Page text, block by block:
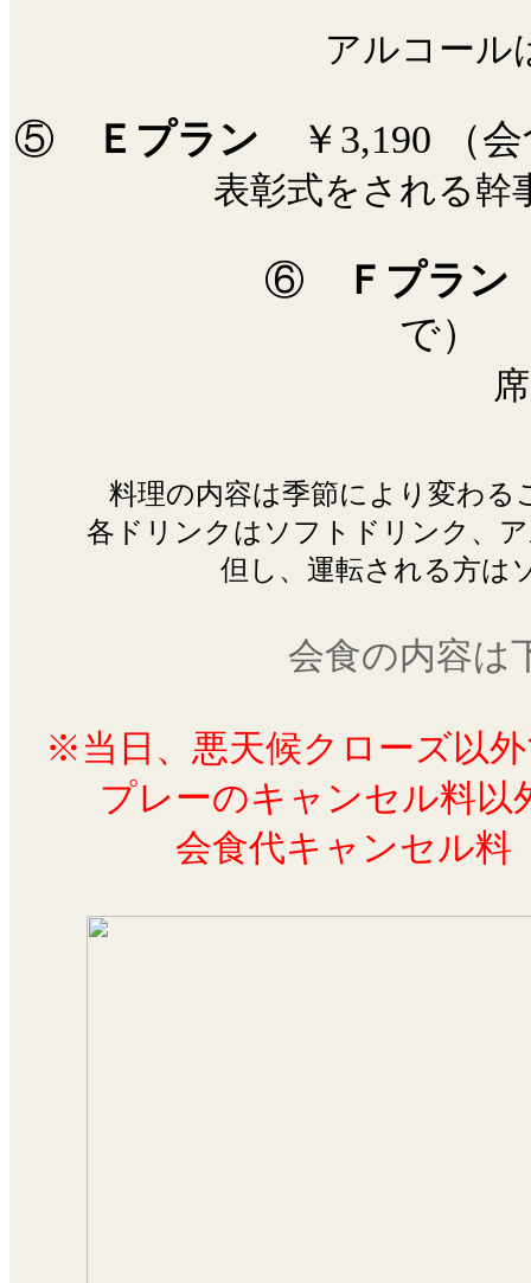
アルコール
⑤ Ｅプラン ￥
表彰式をされる
⑥ Ｆプラン
料理の内容は季節により変わ
各ドリンクはソフトドリンク、
但し、運転される方は
会食の内容は
※当日、悪天候クローズ以
プレーのキャンセル料以
会食代キャンセル